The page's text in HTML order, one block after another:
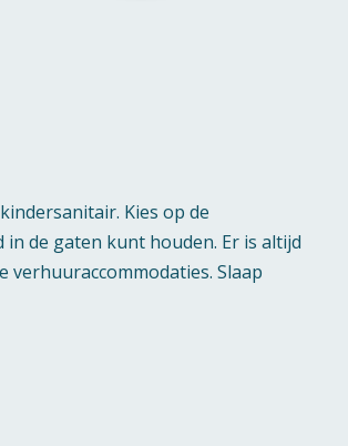
Kies op de
de gaten kunt houden. Er is altijd
Slaap